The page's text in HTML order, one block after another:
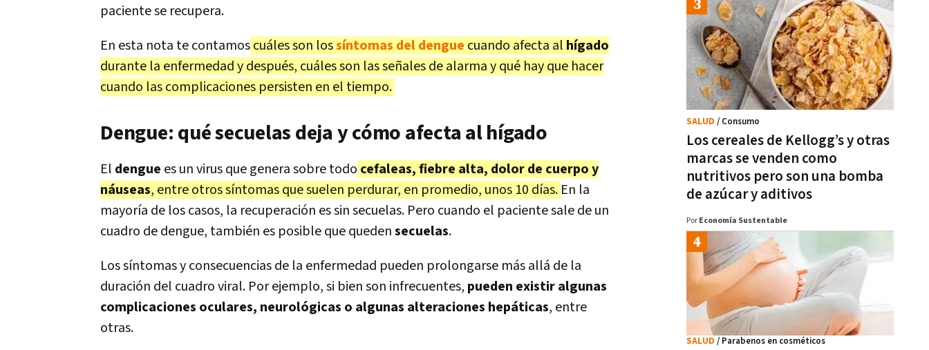
paciente se recupera.
En esta nota te contamoscuáles son lossíntomas del dengue cuando afecta al hígado
durante la enfermedad y después, cuáles son las señales de alarma y qué hay que hacer
cuando las complicaciones persisten en el tiempo.
Dengue: qué secuelas deja y cómo afecta al hígado
El dengue es un virus que genera sobre todo cefaleas, fiebre alta, dolor de cuerpo y
náuseas, entre otros síntomas que suelen perdurar, en promedio, unos 10 días. En la
mayoría de los casos, la recuperación es sin secuelas. Pero cuando el paciente sale de un
cuadro de dengue, también es posible que quedensecuelas.
Los síntomas y consecuencias de la enfermedad pueden prolongarse más allá de la
duración del cuadro viral. Por ejemplo, si bien son infrecuentes, pueden existir algunas
complicaciones oculares, neurológicas o algunas alteraciones hepáticas, entre
otras.
Los cereales de Kellogg’s y otras
marcas se venden como
nutritivos pero son una bomba
de azúcar y aditivos
SALUD / Consumo
Por Economía Sustentable
SALUD / Parabenos en cosméticos